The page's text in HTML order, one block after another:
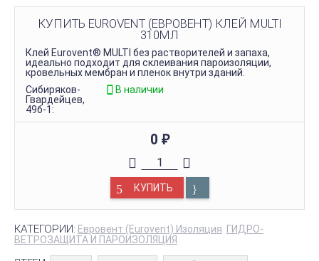
КУПИТЬ EUROVENT (ЕВРОВЕНТ) КЛЕЙ MULTI
310МЛ
Клей Eurovent® MULTI без растворителей и запаха,
идеально подходит для склеивания пароизоляции,
кровельных мембран и пленок внутри зданий.
Сибиряков-
Гвардейцев,
49б-1:
В наличии
0 ₽
КУПИТЬ
КАТЕГОРИИ: Евровент (Eurovent) Изоляция ГИДРО-
ВЕТРОЗАЩИТА И ПАРОИЗОЛЯЦИЯ